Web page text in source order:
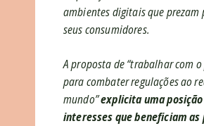
ambientes digitais que prezam
seus consumidores.
A proposta de “trabalhar com
para combater regulações ao
mundo”explicita uma
interesses que beneficiam